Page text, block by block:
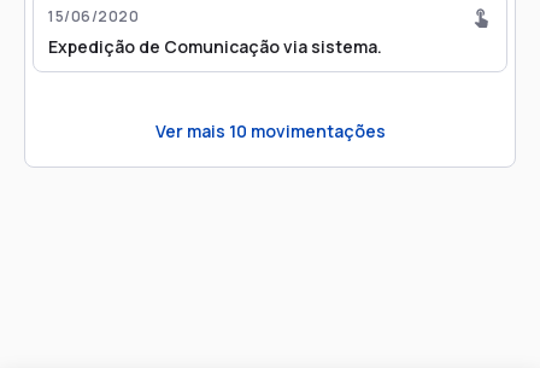
15/06/2020
Expedição de Comunicação via sistema.
Ver mais 10 movimentações